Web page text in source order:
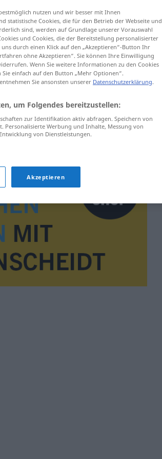
nutzen und wir besser mit Ihnen
statistische Cookies, die für den Betrieb der Webseite und
sind, werden auf Grundlage unserer Vorauswahl
und Cookies, die der Bereitstellung personalisierter
durch einen Klick auf den „Akzeptieren“-Button Ihr
ohne Akzeptieren“. Sie können Ihre Einwilligung
Wenn Sie weitere Informationen zu den Cookies
einfach auf den Button „Mehr Optionen“.
Sie ansonsten unserer Datenschutzerklärung.
um Folgendes bereitzustellen:
zur Identifikation aktiv abfragen. Speichern von
Werbung und Inhalte, Messung von
von Dienstleistungen.
Akzeptieren